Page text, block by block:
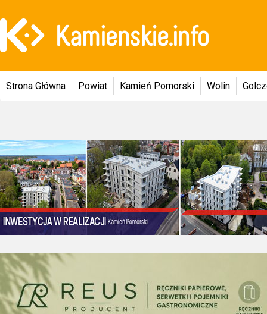
Strona Główna Powiat Kamień Pomorski Wolin